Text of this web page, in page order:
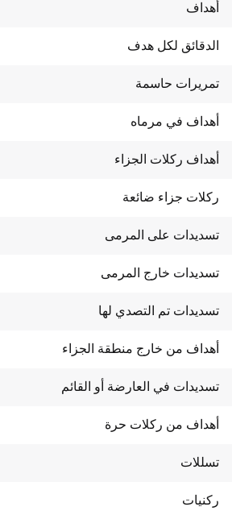
أهداف
الدقائق لكل هدف
تمريرات حاسمة
أهداف في مرماه
أهداف ركلات الجزاء
ركلات جزاء ضائعة
تسديدات على المرمى
تسديدات خارج المرمى
تسديدات تم التصدي لها
أهداف من خارج منطقة الجزاء
تسديدات في العارضة أو القائم
أهداف من ركلات حرة
تسللات
ركنيات